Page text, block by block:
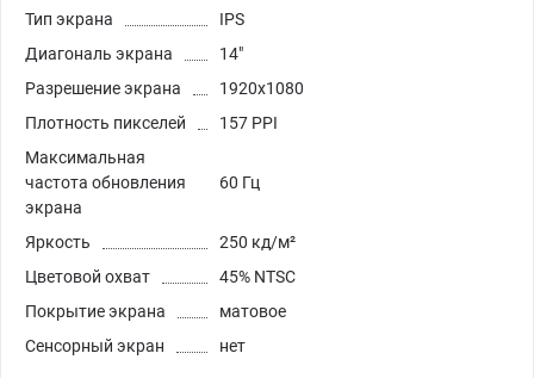
Тип экрана
IPS
Диагональ экрана
14"
Разрешение экрана
1920x1080
Плотность пикселей
157 PPI
Максимальная
частота обновления
экрана
60 Гц
Яркость
250 кд/м²
Цветовой охват
45% NTSC
Покрытие экрана
матовое
Сенсорный экран
нет